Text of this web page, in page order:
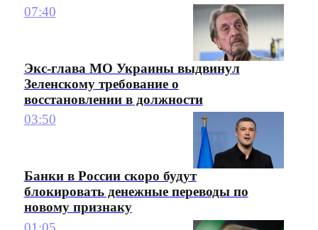
07:40
Экс-глава МО Украины выдвинул
Зеленскому требование о
восстановлении в должности
03:50
Банки в России скоро будут
блокировать денежные переводы по
новому признаку